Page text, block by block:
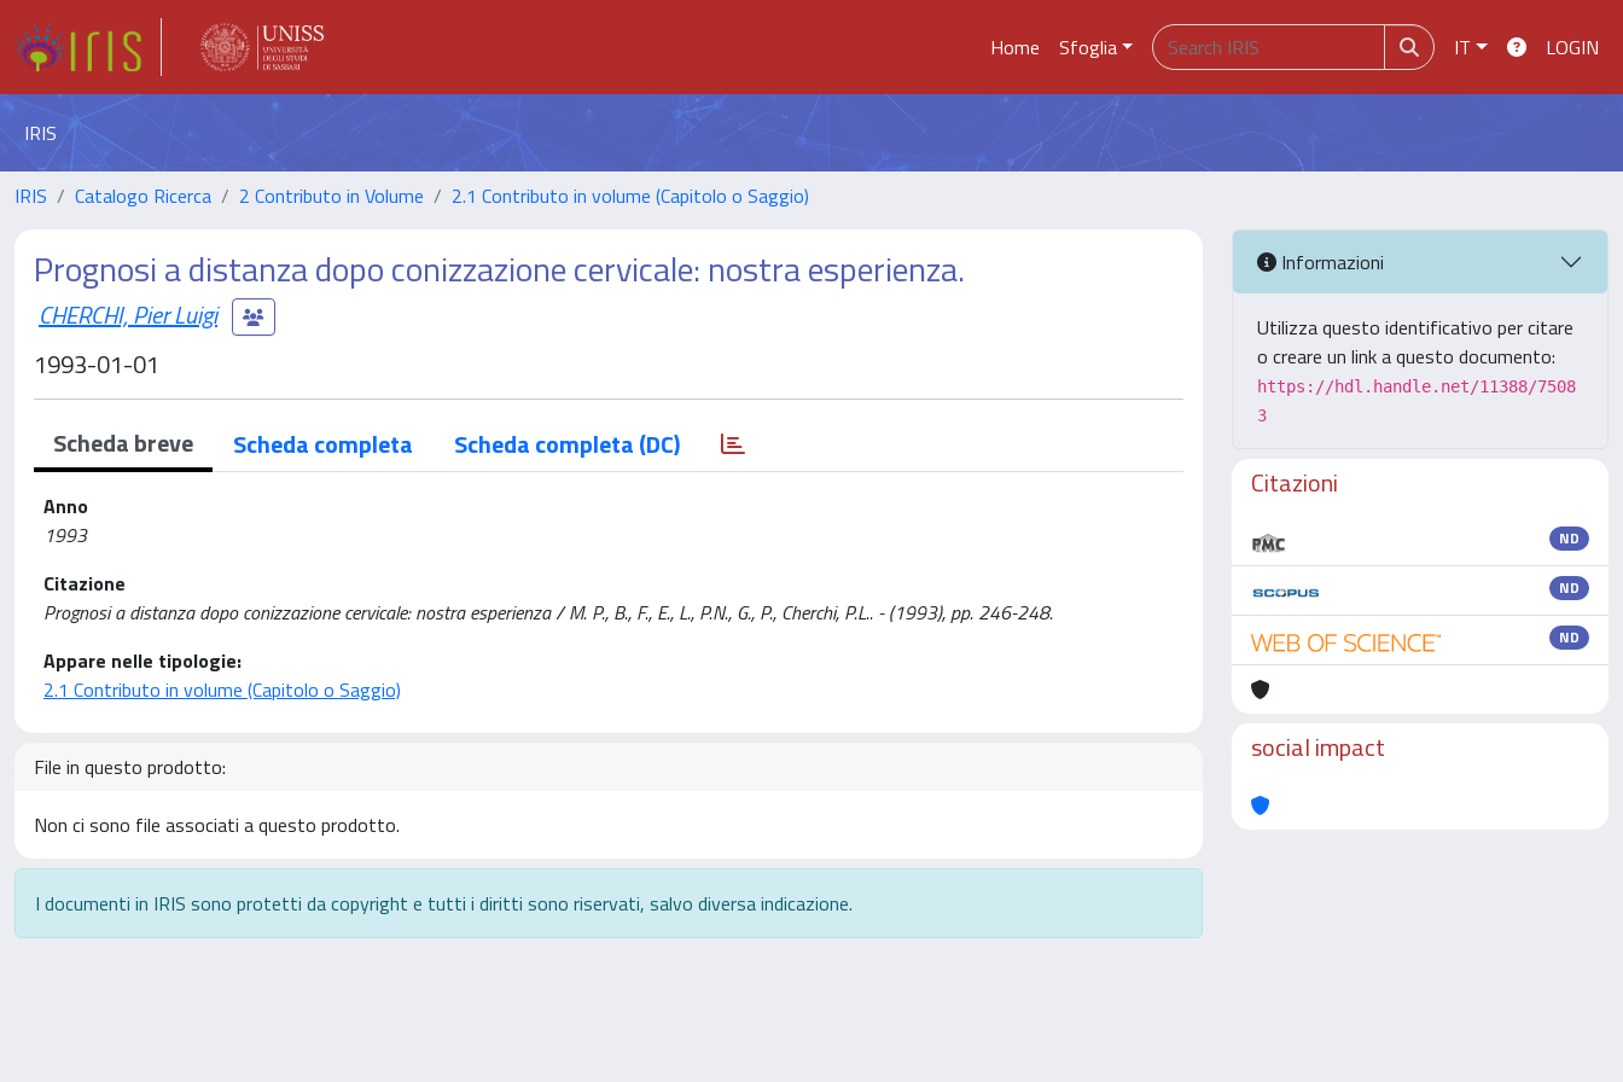
Home Sfoglia IT LOGIN
IRIS
IRIS Catalogo Ricerca 2 Contributo in Volume 2.1 Contributo in volume (Capitolo o Saggio)
Prognosi a distanza dopo conizzazione cervicale: nostra esperienza.
CHERCHI, Pier Luigi
1993-01-01
Scheda breve Scheda completa Scheda completa (DC)
Anno
1993
Citazione
Prognosi a distanza dopo conizzazione cervicale: nostra esperienza / M. P., B., F., E., L., P.N., G., P., Cherchi, P.L.. - (1993), pp. 246-248.
Appare nelle tipologie:
2.1 Contributo in volume (Capitolo o Saggio)
File in questo prodotto:
Non ci sono file associati a questo prodotto.
I documenti in IRIS sono protetti da copyright e tutti i diritti sono riservati, salvo diversa indicazione.
Informazioni
Utilizza questo identificativo per citare
o creare un link a questo documento:
https://hdl.handle.net/11388/7508
3
Citazioni
ND
ND
ND
social impact